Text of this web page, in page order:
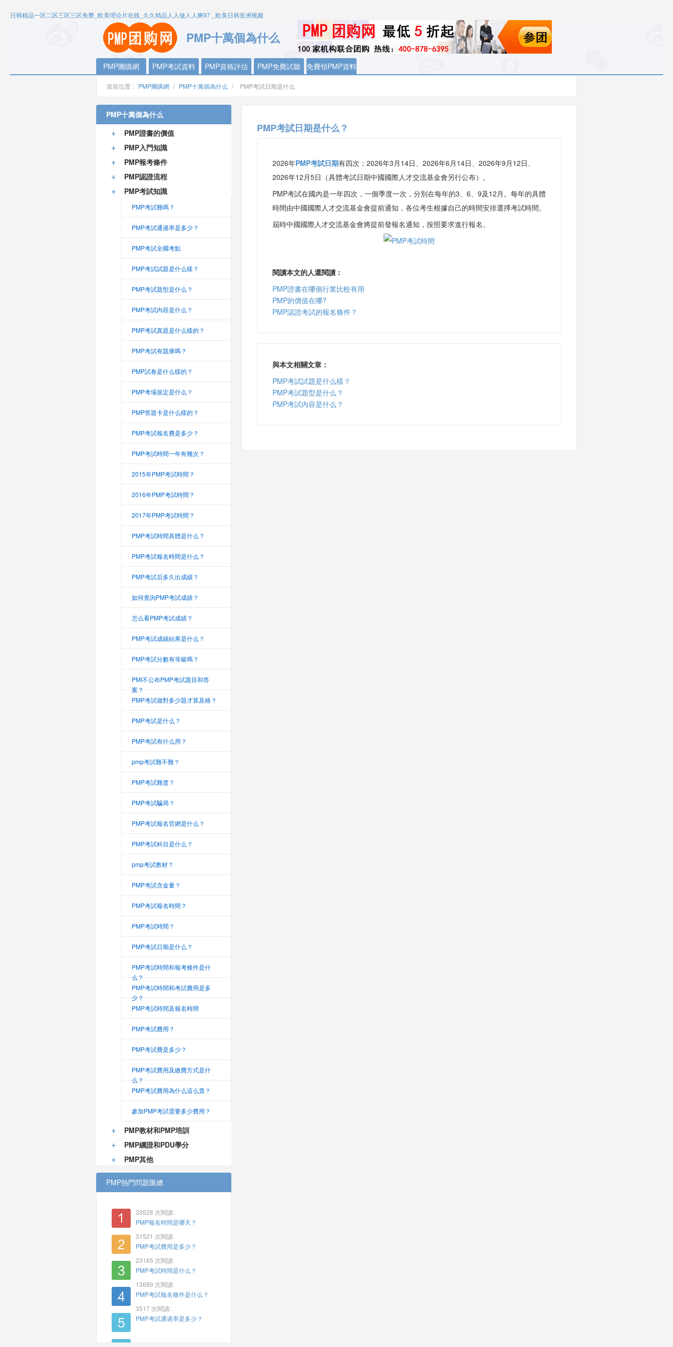
日韩精品一区二区三区三区免费_欧美理论片在线_久久精品人人做人人爽97 _欧美日韩亚洲视频
PMP十萬個為什么
PMP團購網 PMP考試資料 PMP資格評估 PMP免費試聽 免費領PMP資料
當前位置： PMP團購網 / PMP十萬個為什么 / PMP考試日期是什么
PMP考試日期是什么？
2026年PMP考試日期有四次：2026年3月14日、2026年6月14日、2026年9月12日、
2026年12月5日（具體考試日期中國國際人才交流基金會另行公布）。
PMP考試在國內是一年四次，一個季度一次，分別在每年的3、6、9及12月。每年的具體
時間由中國國際人才交流基金會提前通知，各位考生根據自己的時間安排選擇考試時間。
屆時中國國際人才交流基金會將提前發報名通知，按照要求進行報名。
閱讀本文的人還閱讀：
PMP證書在哪個行業比較有用
PMP的價值在哪?
PMP認證考試的報名條件？
與本文相關文章：
PMP考試試題是什么樣？
PMP考試題型是什么？
PMP考試內容是什么？
PMP十萬個為什么
+ PMP證書的價值
+ PMP入門知識
+ PMP報考條件
+ PMP認證流程
+ PMP考試知識
PMP考試難嗎？
PMP考試通過率是多少？
PMP考試全國考點
PMP考試試題是什么樣？
PMP考試題型是什么？
PMP考試內容是什么？
PMP考試真題是什么樣的？
PMP考試有題庫嗎？
PMP試卷是什么樣的？
PMP考場規定是什么？
PMP答題卡是什么樣的？
PMP考試報名費是多少？
PMP考試時間一年有幾次？
2015年PMP考試時間？
2016年PMP考試時間？
2017年PMP考試時間？
PMP考試時間具體是什么？
PMP考試報名時間是什么？
PMP考試后多久出成績？
如何查詢PMP考試成績？
怎么看PMP考試成績？
PMP考試成績結果是什么？
PMP考試分數有等級嗎？
PMI不公布PMP考試題目和答
案？
PMP考試做對多少題才算及格？
PMP考試是什么？
PMP考試有什么用？
pmp考試難不難？
PMP考試難度？
PMP考試騙局？
PMP考試報名官網是什么？
PMP考試科目是什么？
pmp考試教材？
PMP考試含金量？
PMP考試報名時間？
PMP考試時間？
PMP考試日期是什么？
PMP考試時間和報考條件是什
么？
PMP考試時間和考試費用是多
少？
PMP考試時間及報名時間
PMP考試費用？
PMP考試費是多少？
PMP考試費用及繳費方式是什
么？
PMP考試費用為什么這么貴？
參加PMP考試需要多少費用？
+ PMP教材和PMP培訓
+ PMP續證和PDU學分
+ PMP其他
PMP熱門問題匯總
33528 次閱讀:
PMP報名時間是哪天？
31521 次閱讀:
PMP考試費用是多少？
23165 次閱讀:
PMP考試時間是什么？
13689 次閱讀:
PMP考試報名條件是什么？
3517 次閱讀:
PMP考試通過率是多少？